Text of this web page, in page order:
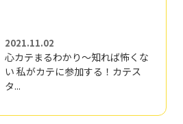
2021.11.02
心カテまるわかり～知れば怖くな
い 私がカテに参加する！カテス
タ...